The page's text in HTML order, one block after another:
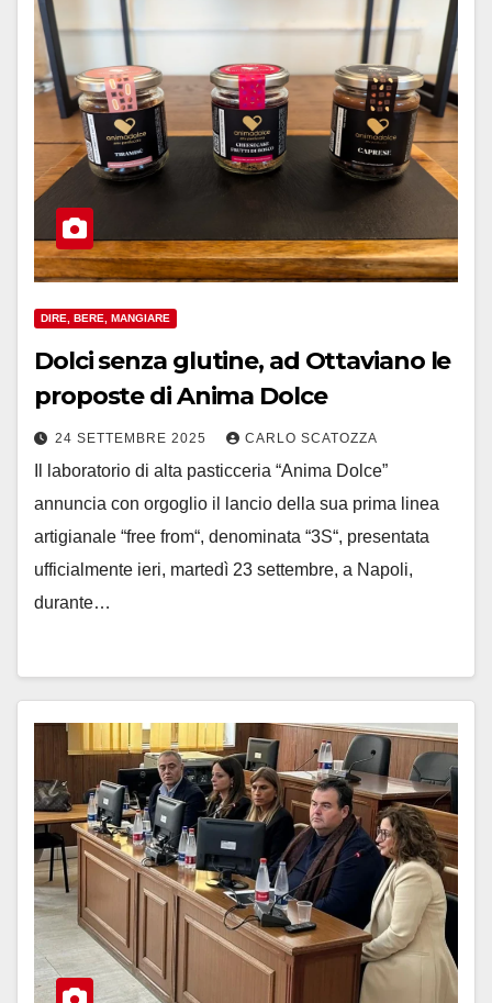
DIRE, BERE, MANGIARE
Dolci senza glutine, ad Ottaviano le
proposte di Anima Dolce
24 SETTEMBRE 2025 CARLO SCATOZZA
Il laboratorio di alta pasticceria “Anima Dolce”
annuncia con orgoglio il lancio della sua prima linea
artigianale “free from“, denominata “3S“, presentata
ufficialmente ieri, martedì 23 settembre, a Napoli,
durante…